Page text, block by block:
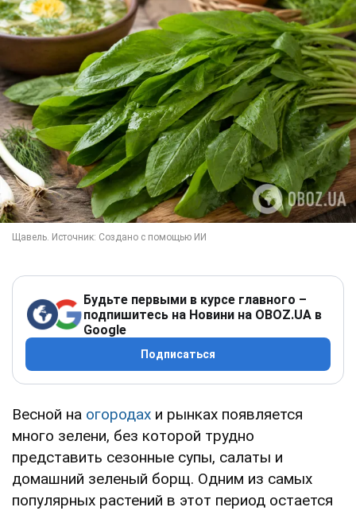
Будьте первыми в курсе главного –
подпишитесь на Новини на OBOZ.UA в
Google
Подписаться
Весной на огородах и рынках появляется
много зелени, без которой трудно
представить сезонные супы, салаты и
домашний зеленый борщ. Одним из самых
популярных растений в этот период остается